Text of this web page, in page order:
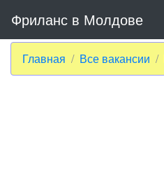
Фриланс в Молдове
Главная Все вакансии